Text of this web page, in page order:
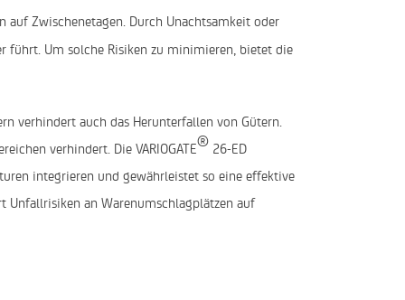
auf Zwischenetagen. Durch Unachtsamkeit oder
führt. Um solche Risiken zu minimieren, bietet die
verhindert auch das Herunterfallen von Gütern.
verhindert. Die VARIOGATE® 26-ED
integrieren und gewährleistet so eine effektive
an Warenumschlagplätzen auf